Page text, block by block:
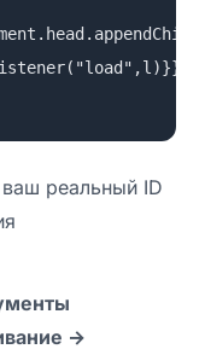
ваш реальный ID
→